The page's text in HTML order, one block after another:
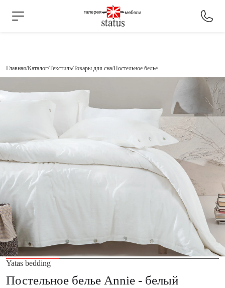
Главная Каталог Текстиль Товары для сна Постельное белье
Yatas bedding
Постельное белье Annie - белый